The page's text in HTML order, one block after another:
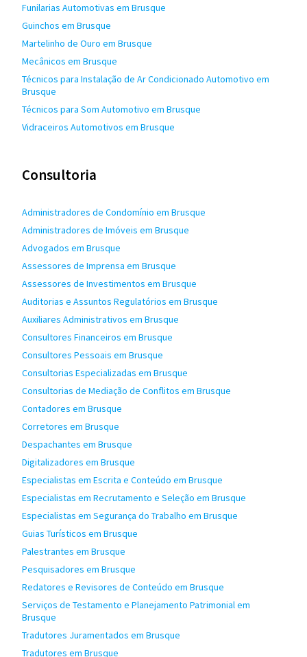
Funilarias Automotivas em Brusque
Guinchos em Brusque
Martelinho de Ouro em Brusque
Mecânicos em Brusque
Técnicos para Instalação de Ar Condicionado Automotivo em
Brusque
Técnicos para Som Automotivo em Brusque
Vidraceiros Automotivos em Brusque
Consultoria
Administradores de Condomínio em Brusque
Administradores de Imóveis em Brusque
Advogados em Brusque
Assessores de Imprensa em Brusque
Assessores de Investimentos em Brusque
Auditorias e Assuntos Regulatórios em Brusque
Auxiliares Administrativos em Brusque
Consultores Financeiros em Brusque
Consultores Pessoais em Brusque
Consultorias Especializadas em Brusque
Consultorias de Mediação de Conflitos em Brusque
Contadores em Brusque
Corretores em Brusque
Despachantes em Brusque
Digitalizadores em Brusque
Especialistas em Escrita e Conteúdo em Brusque
Especialistas em Recrutamento e Seleção em Brusque
Especialistas em Segurança do Trabalho em Brusque
Guias Turísticos em Brusque
Palestrantes em Brusque
Pesquisadores em Brusque
Redatores e Revisores de Conteúdo em Brusque
Serviços de Testamento e Planejamento Patrimonial em
Brusque
Tradutores Juramentados em Brusque
Tradutores em Brusque